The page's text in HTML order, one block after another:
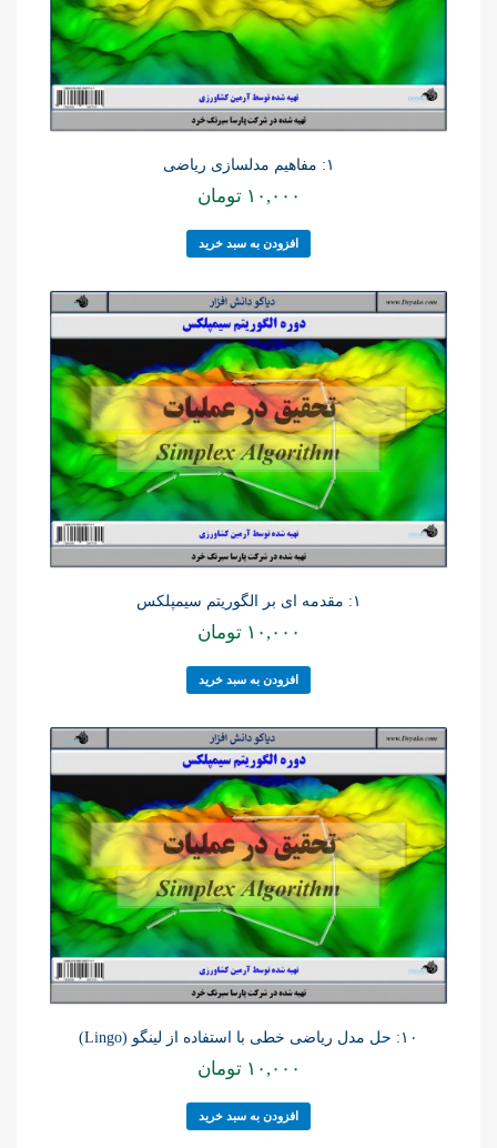
۱: مفاهیم مدلسازی ریاضی
۱۰,۰۰۰ تومان
افزودن به سبد خرید
۱: مقدمه ای بر الگوریتم سیمپلکس
۱۰,۰۰۰ تومان
افزودن به سبد خرید
۱۰: حل مدل ریاضی خطی با استفاده از لینگو (Lingo)
۱۰,۰۰۰ تومان
افزودن به سبد خرید